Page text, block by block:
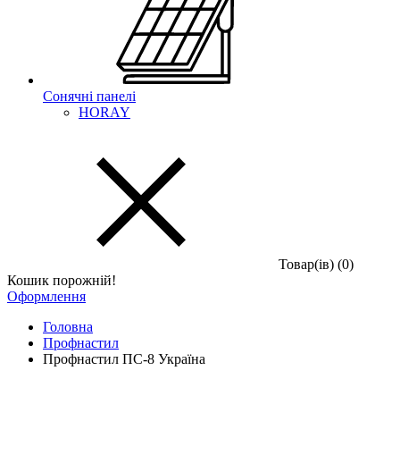
Сонячні панелі
HORAY
Товар(iв) (0)
Кошик порожній!
Оформлення
Головна
Профнастил
Профнастил ПС-8 Україна